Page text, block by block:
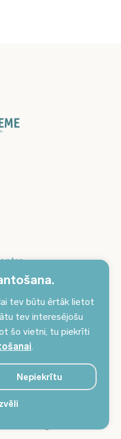
tev būtu ērtāk lietot
tev interesējošu
šo vietni, tu piekrīti
.
Nepiekrītu
aktuālākos